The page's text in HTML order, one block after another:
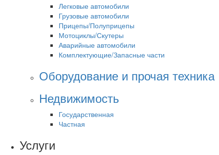
Легковые автомобили
Грузовые автомобили
Прицепы/Полуприцепы
Мотоциклы/Скутеры
Аварийные автомобили
Комплектующие/Запасные части
Оборудование и прочая техника
Недвижимость
Государственная
Частная
Услуги